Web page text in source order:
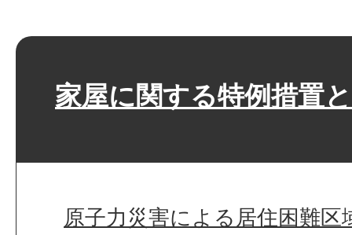
家屋に関する特例措置
原子力災害による居住困難区